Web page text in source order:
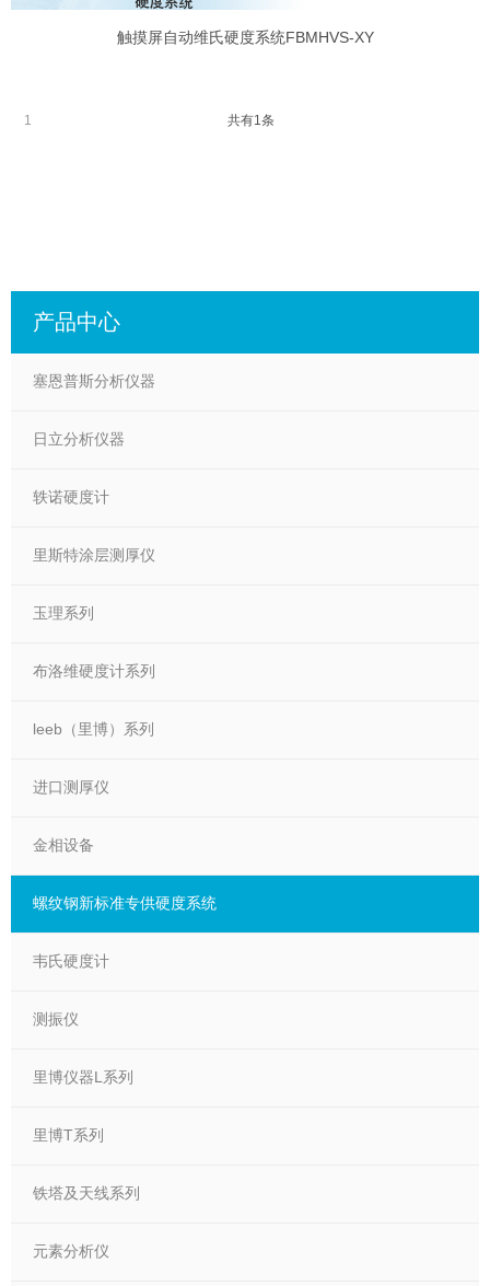
触摸屏自动维氏硬度系统FBMHVS-XY
共有1条
1
产品中心
塞恩普斯分析仪器
日立分析仪器
轶诺硬度计
里斯特涂层测厚仪
玉理系列
布洛维硬度计系列
leeb（里博）系列
进口测厚仪
金相设备
螺纹钢新标准专供硬度系统
韦氏硬度计
测振仪
里博仪器L系列
里博T系列
铁塔及天线系列
元素分析仪